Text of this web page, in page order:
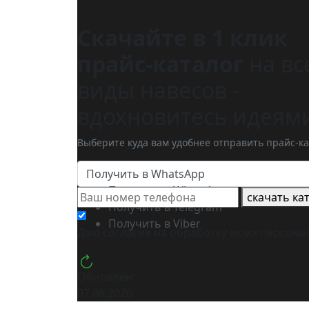
Выберите куда вам удобнее отправить прайс-
Получить в WhatsApp
Получить в WhatsApp
Получить в Telegram
Получить в Viber
скачать
Даю согласие на обработку моих